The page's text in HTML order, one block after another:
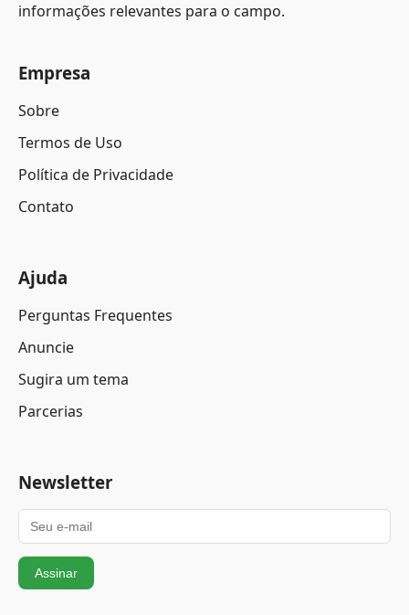
informações relevantes para o campo.
Empresa
Sobre
Termos de Uso
Política de Privacidade
Contato
Ajuda
Perguntas Frequentes
Anuncie
Sugira um tema
Parcerias
Newsletter
Assinar